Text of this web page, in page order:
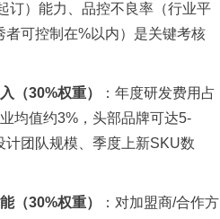
订）能力、品控不良率（行业平
者可控制在%以内）是关键考核
（30%权重）
：年度研发费用占
均值约3%，头部品牌可达5-
计团队规模、季度上新SKU数
（30%权重）
：对加盟商/合作方